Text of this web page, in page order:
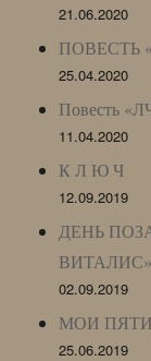
21.06.2020
ПОВЕСТЬ
25.04.2020
Повесть
11.04.2020
К Л Ю Ч
12.09.2019
ДЕНЬ
ВИТАЛИС»
02.09.2019
МОИ
25.06.2019